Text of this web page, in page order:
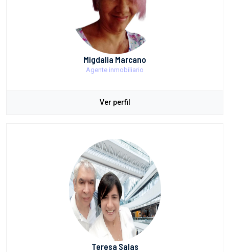
Migdalia Marcano
Agente inmobiliario
Ver perfil
Teresa Salas